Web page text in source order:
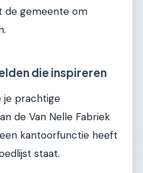
de gemeente om
die inspireren
je prachtige
de Van Nelle Fabriek
kantoorfunctie heeft
staat.